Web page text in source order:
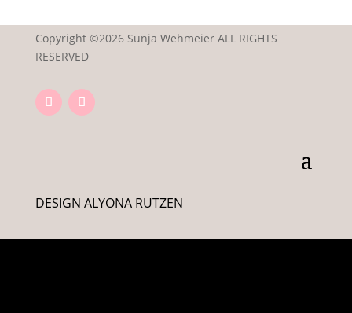
Copyright ©2026 Sunja Wehmeier ALL RIGHTS
RESERVED
DESIGN ALYONA RUTZEN